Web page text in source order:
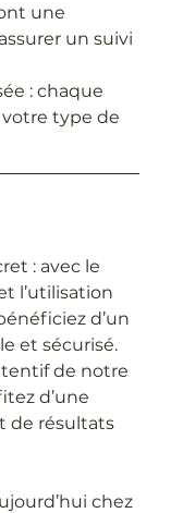
une
un suivi
: chaque
type de
: avec le
l’utilisation
d’un
et sécurisé.
de notre
d’une
de résultats
chez